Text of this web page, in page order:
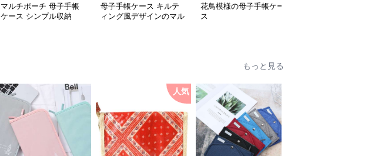
マルチポーチ 母子手帳
ケース シンプル収納
母子手帳ケース キルテ
ィング風デザインのマル
花鳥模様の母子手帳ケー
ス
もっと見る
人気